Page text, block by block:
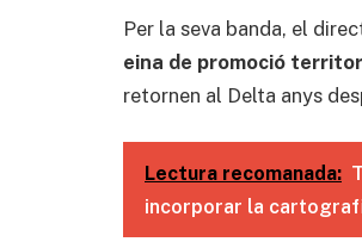
Per la seva banda, el
eina de promoció
retornen al Delta anys
Lectura recomanada:
incorporar la